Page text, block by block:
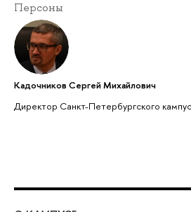
Персоны
Кадочников Сергей Михайлович
Директор Санкт-Петербургского